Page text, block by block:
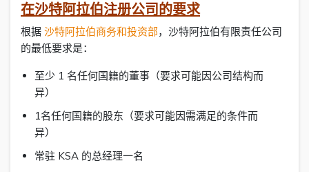
在沙特阿拉伯注册公司的要求
根据 沙特阿拉伯商务和投资部，沙特阿拉伯有限责任公司
的最低要求是：
至少 1 名任何国籍的董事（要求可能因公司结构而
异）
1名任何国籍的股东（要求可能因需满足的条件而
异）
常驻 KSA 的总经理一名